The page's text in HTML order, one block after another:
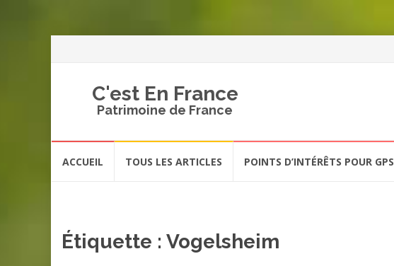
C'est En France
Patrimoine de France
ACCUEIL TOUS LES ARTICLES POINTS D’INTÉRÊTS POUR GPS
Étiquette : Vogelsheim